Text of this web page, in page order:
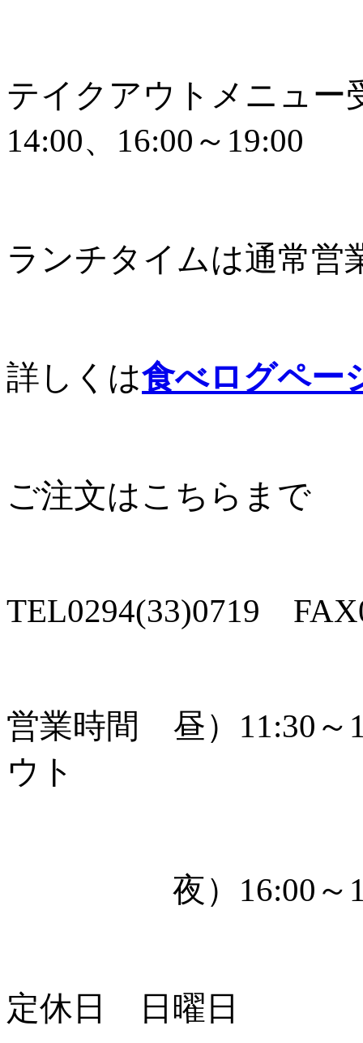
テイクアウトメニュー
14:00、16:00～19:00
ランチタイムは通常営
詳しくは食べログペー
ご注文はこちらまで
TEL0294(33)0719
営業時間 昼）11:30
ウト
夜）16:00～
定休日 日曜日